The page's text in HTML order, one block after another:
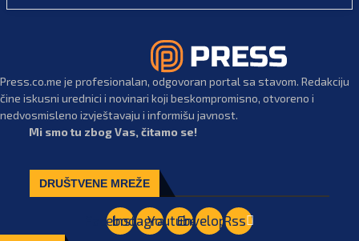
Press.co.me je profesionalan, odgovoran portal sa stavom. Redakciju
čine iskusni urednici i novinari koji beskompromisno, otvoreno i
nedvosmisleno izvještavaju i informišu javnost.
Mi smo tu zbog Vas, čitamo se!
DRUŠTVENE MREŽE
Facebook
Instagram
YoutubeEnvelopeRss